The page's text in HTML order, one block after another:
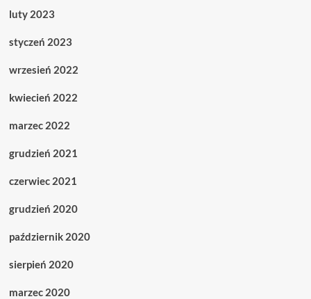
luty 2023
styczeń 2023
wrzesień 2022
kwiecień 2022
marzec 2022
grudzień 2021
czerwiec 2021
grudzień 2020
październik 2020
sierpień 2020
marzec 2020